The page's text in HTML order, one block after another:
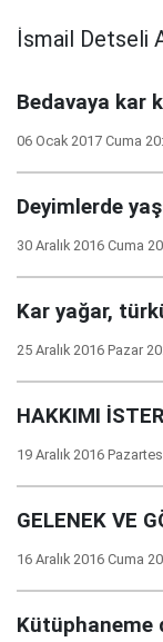
İsmail Detseli
Bedavaya kar
06 Ocak 2017 Cuma
Deyimlerde
30 Aralık 2016 Cuma
Kar yağar,
25 Aralık 2016 Pazar
HAKKIMI
19 Aralık 2016
GELENEK VE
16 Aralık 2016 Cuma
Kütüphaneme